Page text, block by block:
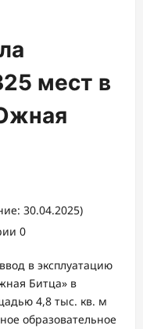
мест в
30.04.2025)
0
в эксплуатацию
Битца» в
4,8 тыс. кв. м
образовательное